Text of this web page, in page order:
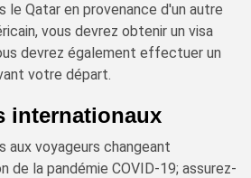
le Qatar en provenance d'un autre
vous devrez obtenir un visa
devrez également effectuer un
votre départ.
internationaux
aux voyageurs changeant
de la pandémie COVID-19; assurez-